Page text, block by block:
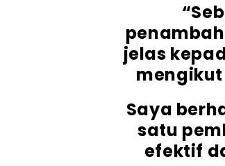
jelas
Saya
satu
efektif